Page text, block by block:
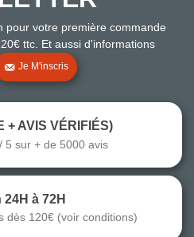
pour votre première commande
ttc. Et aussi d'informations
Je M'inscris
+ AVIS VÉRIFIÉS)
5 sur + de 5000 avis
24H à 72H
dès 120€ (voir conditions)